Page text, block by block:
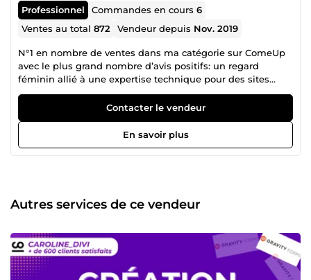
Professionnel Commandes en cours6
Ventes au total872 Vendeur depuis Nov. 2019
N°1 en nombre de ventes dans ma catégorie sur ComeUp
avec le plus grand nombre d’avis positifs: un regard
féminin allié à une expertise technique pour des sites
performants et élégants ! 🇫🇷 Installée en France,
webdesigner &amp; spécialiste SEO — Experte
ELEMENTOR PRO + DIVI et référencement naturel
Quelques exemples de sites: https://www.poele-
cheminee-bordeaux.fr https://cascaderestaurant.fr
vidéo via ComeUp Direct Avec 15 ans d’expérience, je
combine les compétences de graphiste, de développeuse
accompagnement complet, sans intermédiaire. 💼 Ce que
je propose : • Création de sites WordPress sur mesure : Des
designs modernes, adaptés à votre identité et à vos
objectifs. • Optimisation SEO : Amélioration de votre
Contacter le vendeur
En savoir plus
Autres services de ce vendeur